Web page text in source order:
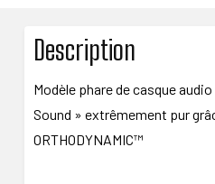
Description
Modèle phare de casque
Sound » extrêmement pur
ORTHODYNAMIC™